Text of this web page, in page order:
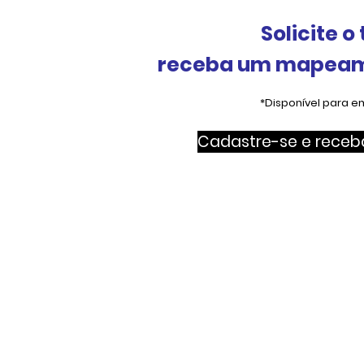
Solicite o
receba um
*Disponível para
Cadastre-se e